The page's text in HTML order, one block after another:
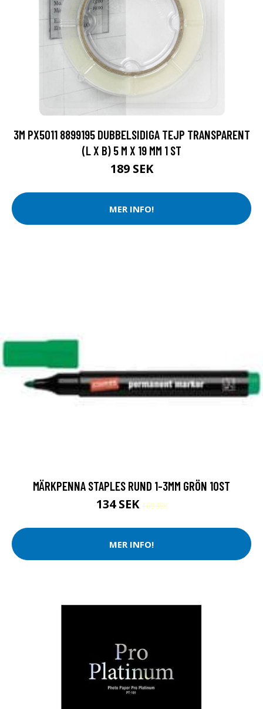
3M PX5011 8899195 DUBBELSIDIGA TEJP TRANSPARENT
(L X B) 5 M X 19 MM 1 ST
189 SEK
MER INFO!
MÄRKPENNA STAPLES RUND 1-3MM GRÖN 10ST
134 SEK169 SEK
MER INFO!